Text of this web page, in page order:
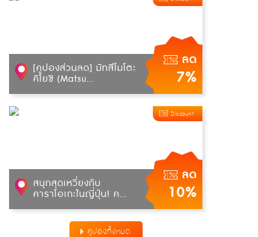
ลด
7%
[คูปองส่วนลด] มัทสึโมโตะ
คิโยชิ (Matsu...
ลด
10%
Discount
สนุกสุดเหวี่ยงกับ
คาราโอเกะในญี่ปุ่น! ค...
คูปองทั้งหมด